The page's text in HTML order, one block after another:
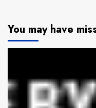
You may have